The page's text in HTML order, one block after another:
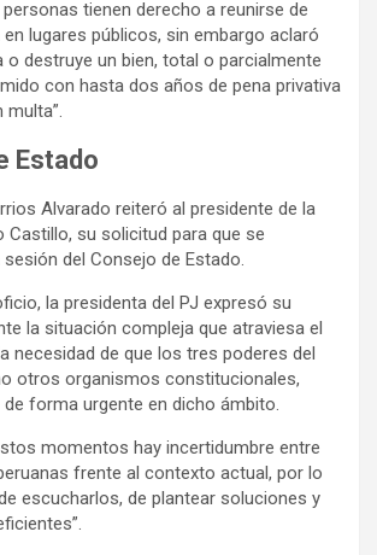
tienen derecho a reunirse de
lugares públicos, sin embargo aclaró
o destruye un bien, total o parcialmente
con hasta dos años de pena privativa
multa”.
Estado
Alvarado reiteró al presidente de la
Castillo, su solicitud para que se
del Consejo de Estado.
la presidenta del PJ expresó su
la situación compleja que atraviesa el
necesidad de que los tres poderes del
otros organismos constitucionales,
de forma urgente en dicho ámbito.
momentos hay incertidumbre entre
frente al contexto actual, por lo
escucharlos, de plantear soluciones y